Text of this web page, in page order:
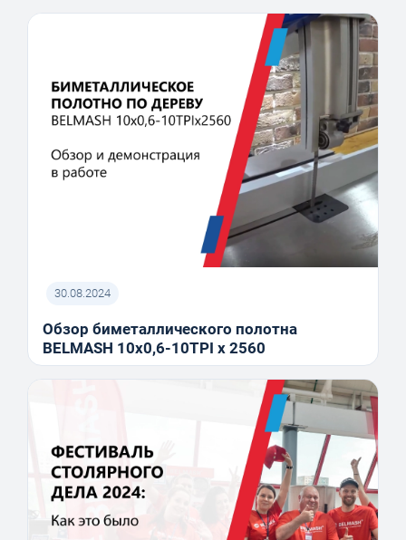
30.08.2024
Обзор биметаллического полотна
BELMASH 10x0,6-10TPI x 2560